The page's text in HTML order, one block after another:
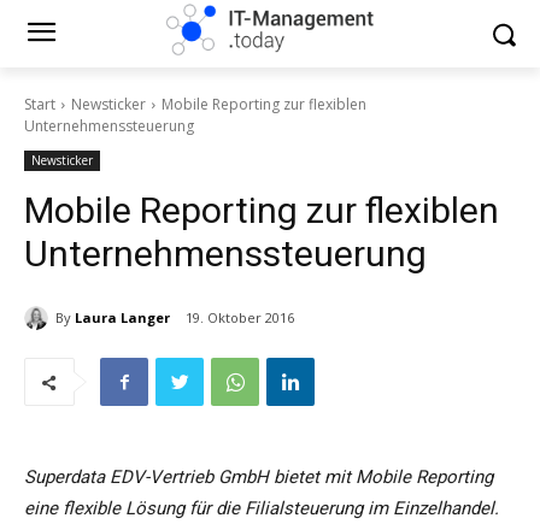
Start Newsticker
Mobile Reporting zur flexiblen
Unternehmenssteuerung
Newsticker
Mobile Reporting zur flexiblen
Unternehmenssteuerung
By Laura Langer 19. Oktober 2016
Superdata EDV-Vertrieb GmbH bietet mit Mobile Reporting
eine flexible Lösung für die Filialsteuerung im Einzelhandel.